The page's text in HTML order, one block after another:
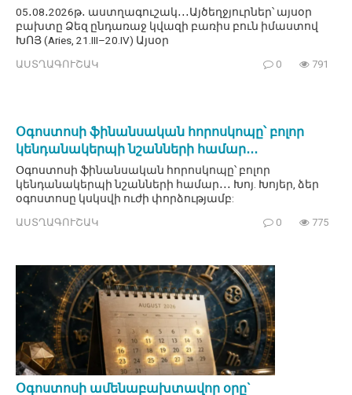
05․08․2026թ․ աստղագուշակ․․․Այծեղջյուրներ՝ այսօր
բախտը Ձեզ ընդառաջ կվազի բառիս բուն իմաստով
ԽՈՅ (Aries, 21.III–20.IV) Այսօր
ԱՍՏՂԱԳՈՒՇԱԿ 0 791
Օգոստոսի ֆինանսական հորոսկոպը՝ բոլոր
կենդանակերպի նշանների համար․․․
Օգոստոսի ֆինանսական հորոսկոպը՝ բոլոր
կենդանակերպի նշանների համար․․․ Խոյ. Խոյեր, ձեր
օգոստոսը կսկսվի ուժի փորձությամբ:
ԱՍՏՂԱԳՈՒՇԱԿ 0 775
Օգոստոսի ամենաբախտավոր օրը`